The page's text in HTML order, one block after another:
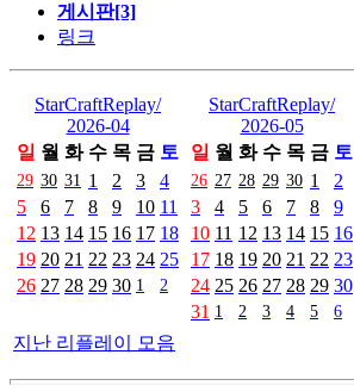
게시판[3]
링크
StarCraftReplay/
2026-04
일 월 화 수 목 금 토
29 30 31 1 2 3
4
5
6 7 8 9 10 11
12 13 14 15 16 17 18
19 20 21 22 23 24 25
26 27 28 29 30 1 2
StarCraftReplay/
2026-05
일 월 화 수 목 금 토
26 27 28 29 30 1
2
3
4 5 6 7 8
9
10 11 12 13 14 15 16
17 18 19 20 21 22 23
24 25 26 27 28 29 30
31 1 2 3 4 5 6
지난 리플레이 모음